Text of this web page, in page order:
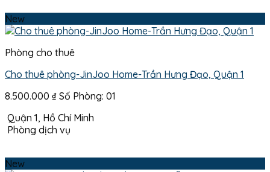
New
Phòng cho thuê
Cho thuê phòng-JinJoo Home-Trần Hưng Đạo, Quận 1
8.500.000 ₫ Số Phòng: 01
Quận 1, Hồ Chí Minh
Phòng dịch vụ
New